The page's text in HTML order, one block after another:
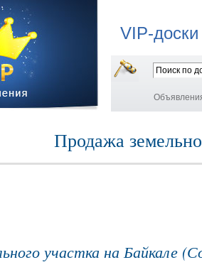
VIP-
Продажа
участка на Байкале